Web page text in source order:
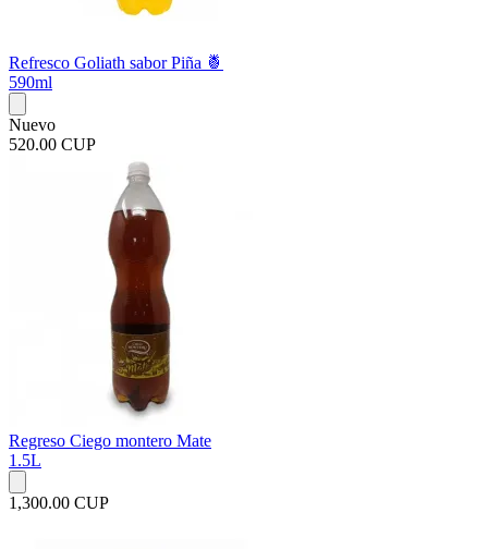
Refresco Goliath sabor Piña 🍍
590ml
Nuevo
520.00 CUP
Regreso Ciego montero Mate
1.5L
1,300.00 CUP